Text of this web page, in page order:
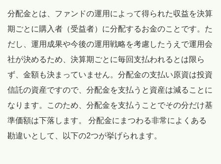
分配金とは、ファンドの運用によって得られた収益を決算
期ごとに購入者（受益者）に分配するお金のことです。た
だし、運用成果や今後の運用戦略を考慮したうえで運用会
社が決めるため、決算期ごとに毎回支払われるとは限ら
ず、金額も決まっていません。分配金の支払い原資は投資
信託の資産ですので、分配金を支払うと資産は減ることに
なります。このため、分配金を支払うことでその分だけ基
準価額は下落します。 分配金にまつわる非常によくある
勘違いとして、以下の2つが挙げられます。